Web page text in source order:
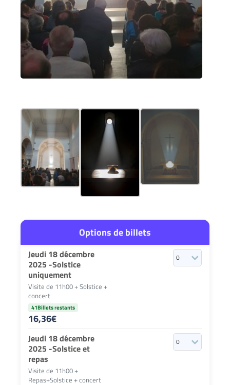
Options de billets
Jeudi 18 décembre
2025 -Solstice
uniquement
Visite de 11h00 + Solstice +
concert
41Billets restants
16,36€
Jeudi 18 décembre
2025 -Solstice et
repas
Visite de 11h00 +
Repas+Solstice + concert